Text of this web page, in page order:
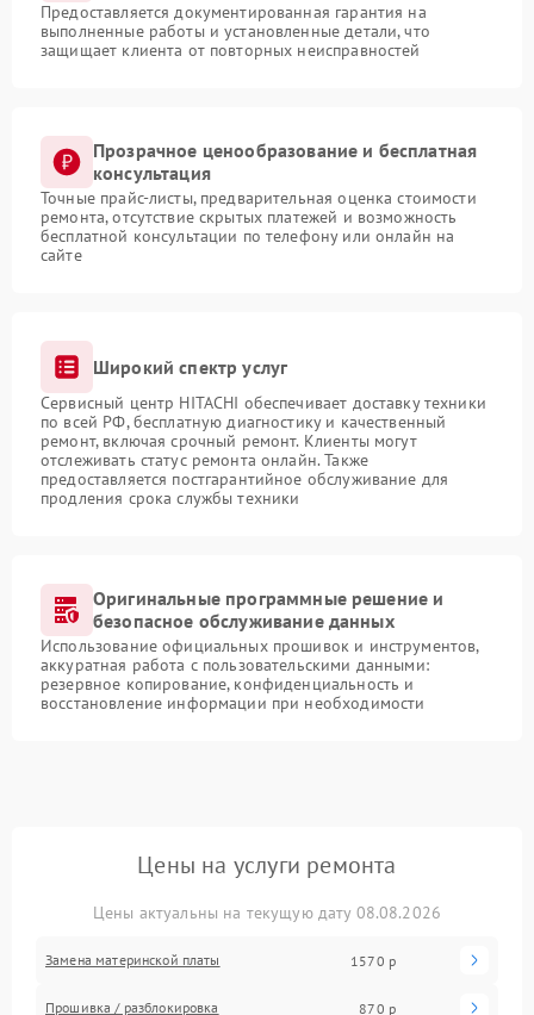
Предоставляется документированная гарантия на
выполненные работы и установленные детали, что
защищает клиента от повторных неисправностей
Прозрачное ценообразование и бесплатная
консультация
Точные прайс-листы, предварительная оценка стоимости
ремонта, отсутствие скрытых платежей и возможность
бесплатной консультации по телефону или онлайн на
сайте
Широкий спектр услуг
Сервисный центр HITACHI обеспечивает доставку техники
по всей РФ, бесплатную диагностику и качественный
ремонт, включая срочный ремонт. Клиенты могут
отслеживать статус ремонта онлайн. Также
предоставляется постгарантийное обслуживание для
продления срока службы техники
Оригинальные программные решение и
безопасное обслуживание данных
Использование официальных прошивок и инструментов,
аккуратная работа с пользовательскими данными:
резервное копирование, конфиденциальность и
восстановление информации при необходимости
Цены на услуги ремонта
Цены актуальны на текущую дату 08.08.2026
Замена материнской платы 1570 р
Прошивка / разблокировка 870 р